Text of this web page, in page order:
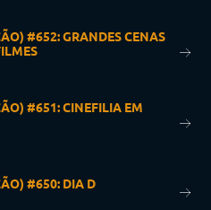
#652: GRANDES CENAS
#651: CINEFILIA EM
#650: DIA D